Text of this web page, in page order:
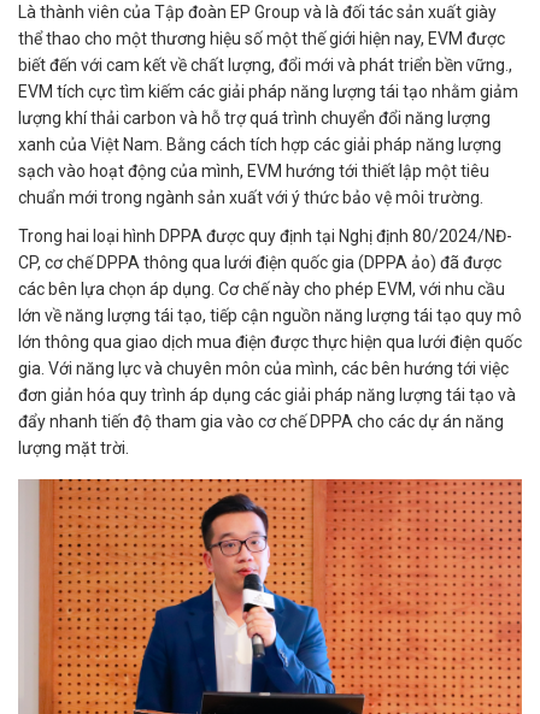
Là thành viên của Tập đoàn EP Group và là đối tác sản xuất giày
thể thao cho một thương hiệu số một thế giới hiện nay, EVM được
biết đến với cam kết về chất lượng, đổi mới và phát triển bền vững.,
EVM tích cực tìm kiếm các giải pháp năng lượng tái tạo nhằm giảm
lượng khí thải carbon và hỗ trợ quá trình chuyển đổi năng lượng
xanh của Việt Nam. Bằng cách tích hợp các giải pháp năng lượng
sạch vào hoạt động của mình, EVM hướng tới thiết lập một tiêu
chuẩn mới trong ngành sản xuất với ý thức bảo vệ môi trường.
Trong hai loại hình DPPA được quy định tại Nghị định 80/2024/NĐ-
CP, cơ chế DPPA thông qua lưới điện quốc gia (DPPA ảo) đã được
các bên lựa chọn áp dụng. Cơ chế này cho phép EVM, với nhu cầu
lớn về năng lượng tái tạo, tiếp cận nguồn năng lượng tái tạo quy mô
lớn thông qua giao dịch mua điện được thực hiện qua lưới điện quốc
gia. Với năng lực và chuyên môn của mình, các bên hướng tới việc
đơn giản hóa quy trình áp dụng các giải pháp năng lượng tái tạo và
đẩy nhanh tiến độ tham gia vào cơ chế DPPA cho các dự án năng
lượng mặt trời.